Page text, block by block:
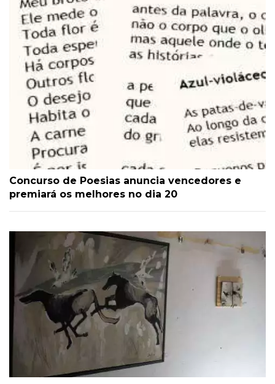
Concurso de Poesias anuncia vencedores e
premiará os melhores no dia 20